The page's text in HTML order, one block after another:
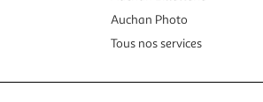
Auchan Photo
Tous nos services